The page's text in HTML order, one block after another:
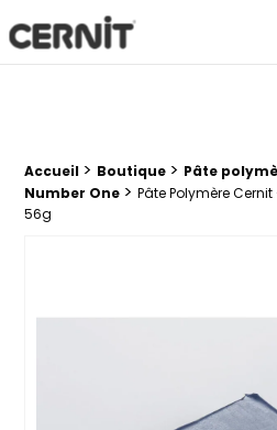
Cernit Une qualité haut de
Fil d'Ariane :
Accueil > Boutique > Pâte
Number One > Pâte Polymère
56g